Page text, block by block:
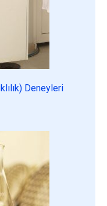
Deneyleri